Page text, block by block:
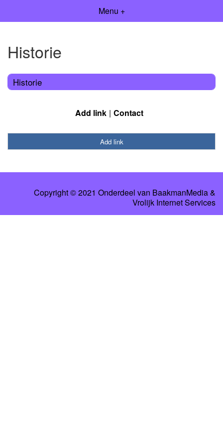
Menu +
Historie
Historie
Add link Contact
Add link
Copyright © 2021 Onderdeel van BaakmanMedia&
Vrolijk Internet Services